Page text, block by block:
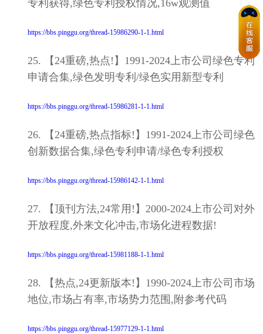
专利获得,绿色专利授权情况,16w观测值
https://bbs.pinggu.org/thread-15986290-1-1.html
25. 【24重磅,热点!】1991-2024上市公司绿色专利
申请合集,绿色发明专利/绿色实用新型专利
https://bbs.pinggu.org/thread-15986281-1-1.html
26. 【24重磅,热点指标!】1991-2024上市公司绿色
创新数据合集,绿色专利申请/绿色专利授权
https://bbs.pinggu.org/thread-15986142-1-1.html
27. 【顶刊方法,24常用!】2000-2024上市公司对外
开放程度,外来文化冲击,市场化进程数据!
https://bbs.pinggu.org/thread-15981188-1-1.html
28. 【热点,24更新版本!】1990-2024上市公司市场
地位,市场占有率,市场势力范围,附参考代码
https://bbs.pinggu.org/thread-15977129-1-1.html